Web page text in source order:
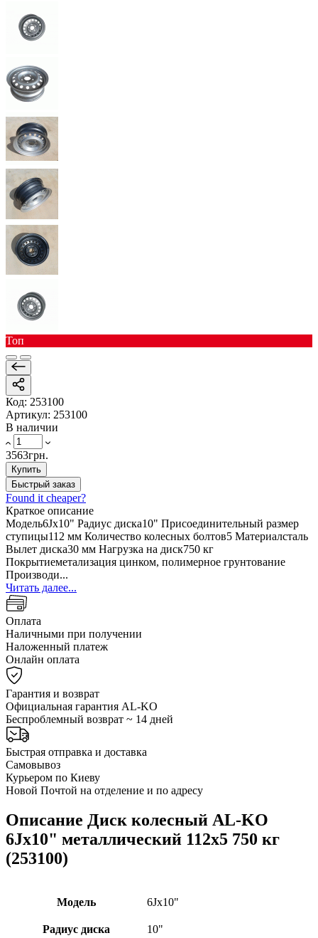
Toп
Код: 253100
Артикул: 253100
В наличии
3563грн.
Купить
Быстрый заказ
Found it cheaper?
Краткое описание
Модель6Jx10" Радиус диска10" Присоединительный размер
ступицы112 мм Количество колесных болтов5 Материалсталь
Вылет диска30 мм Нагрузка на диск750 кг
Покрытиеметализация цинком, полимерное грунтование
Производи...
Читать далее...
Оплата
Наличными при получении
Наложенный платеж
Онлайн оплата
Гарантия и возврат
Официальная гарантия AL-KO
Беспроблемный возврат ~ 14 дней
Быстрая отправка и доставка
Самовывоз
Курьером по Киеву
Новой Почтой на отделение и по адресу
Описание Диск колесный AL-KO
6Jx10" металлический 112х5 750 кг
(253100)
Модель 6Jx10"
Радиус диска
10"